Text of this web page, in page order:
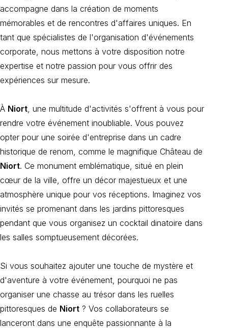
accompagne dans la création de moments
mémorables et de rencontres d'affaires uniques. En
tant que spécialistes de l'organisation d'événements
corporate, nous mettons à votre disposition notre
expertise et notre passion pour vous offrir des
expériences sur mesure.
À Niort, une multitude d'activités s'offrent à vous pour
rendre votre événement inoubliable. Vous pouvez
opter pour une soirée d'entreprise dans un cadre
historique de renom, comme le magnifique Château de
Niort. Ce monument emblématique, situé en plein
cœur de la ville, offre un décor majestueux et une
atmosphère unique pour vos réceptions. Imaginez vos
invités se promenant dans les jardins pittoresques
pendant que vous organisez un cocktail dinatoire dans
les salles somptueusement décorées.
Si vous souhaitez ajouter une touche de mystère et
d'aventure à votre événement, pourquoi ne pas
organiser une chasse au trésor dans les ruelles
pittoresques de Niort ? Vos collaborateurs se
lanceront dans une enquête passionnante à la